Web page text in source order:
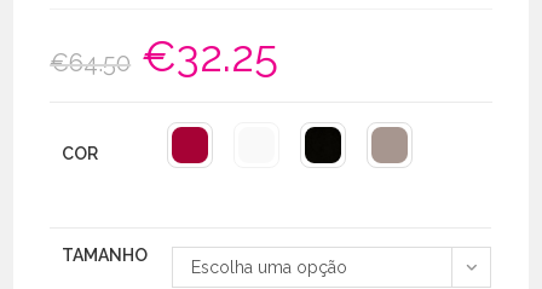
€64.50
O
preço
original
€32.25
COR
TAMANHO
Escolha uma opção